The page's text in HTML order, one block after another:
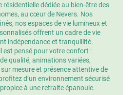
résidentielle dédiée au bien-être des
au cœur de Nevers. Nos
nos espaces de vie lumineux et
offrent un cadre de vie
indépendance et tranquillité.
est pensé pour votre confort :
qualité, animations variées,
mesure et présence attentive de
d’un environnement sécurisé
à une retraite épanouie.